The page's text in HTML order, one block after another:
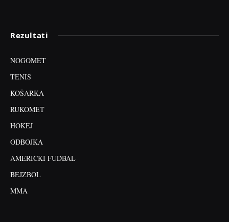
Rezultati
NOGOMET
TENIS
KOŠARKA
RUKOMET
HOKEJ
ODBOJKA
AMERIČKI FUDBAL
BEJZBOL
MMA